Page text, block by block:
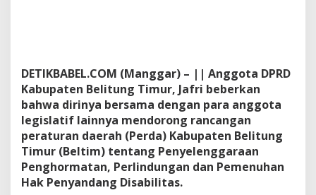
e
l
n
g
g
a
r
a
a
DETIKBABEL.COM (Manggar) – || Anggota DPRD
Kabupaten Belitung Timur, Jafri beberkan
bahwa dirinya bersama dengan para anggota
legislatif lainnya mendorong rancangan
peraturan daerah (Perda) Kabupaten Belitung
Timur (Beltim) tentang Penyelenggaraan
Penghormatan, Perlindungan dan Pemenuhan
Hak Penyandang Disabilitas.